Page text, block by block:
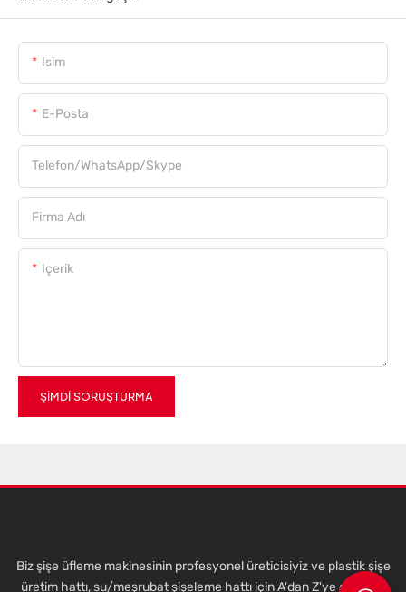
Isim
E-Posta
Telefon/WhatsApp/Skype
Firma Adı
Içerik
ŞIMDI SORUŞTURMA
Biz şişe üfleme makinesinin profesyonel üreticisiyiz ve plastik şişe
üretim hattı, su/meşrubat şişeleme hattı için A'dan Z'ye anahtar